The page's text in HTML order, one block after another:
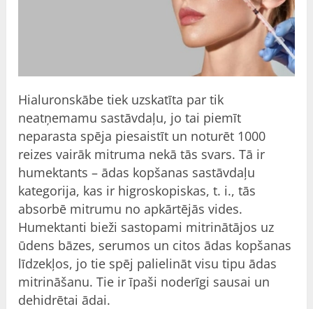
Hialuronskābe tiek uzskatīta par tik
neatņemamu sastāvdaļu, jo tai piemīt
neparasta spēja piesaistīt un noturēt 1000
reizes vairāk mitruma nekā tās svars. Tā ir
humektants – ādas kopšanas sastāvdaļu
kategorija, kas ir higroskopiskas, t. i., tās
absorbē mitrumu no apkārtējās vides.
Humektanti bieži sastopami mitrinātājos uz
ūdens bāzes, serumos un citos ādas kopšanas
līdzekļos, jo tie spēj palielināt visu tipu ādas
mitrināšanu. Tie ir īpaši noderīgi sausai un
dehidrētai ādai.